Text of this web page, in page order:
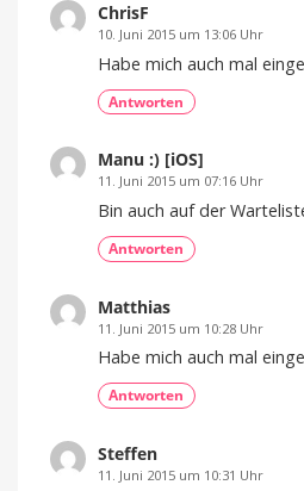
ChrisF
10. Juni 2015 um 13:06 Uhr
Habe mich auch mal
Antworten
Manu :) [iOS]
11. Juni 2015 um 07:16 Uhr
Bin auch auf der
Antworten
Matthias
11. Juni 2015 um 10:28 Uhr
Habe mich auch mal
Antworten
Steffen
11. Juni 2015 um 10:31 Uhr